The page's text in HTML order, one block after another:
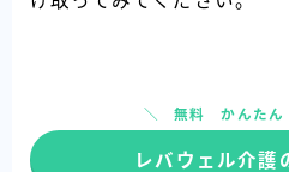
無料 かんたん
レバウェル介護